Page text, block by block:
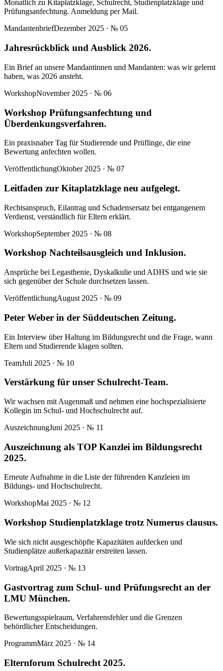
Monatlich zu Kitaplatzklage, Schulrecht, Studienplatzklage und
Prüfungsanfechtung. Anmeldung per Mail.
MandantenbriefDezember 2025 · № 05
Jahresrückblick und Ausblick 2026.
Ein Brief an unsere Mandantinnen und Mandanten: was wir gelernt
haben, was 2026 ansteht.
WorkshopNovember 2025 · № 06
Workshop Prüfungsanfechtung und
Überdenkungsverfahren.
Ein praxisnaher Tag für Studierende und Prüflinge, die eine
Bewertung anfechten wollen.
VeröffentlichungOktober 2025 · № 07
Leitfaden zur Kitaplatzklage neu aufgelegt.
Rechtsanspruch, Eilantrag und Schadensersatz bei entgangenem
Verdienst, verständlich für Eltern erklärt.
WorkshopSeptember 2025 · № 08
Workshop Nachteilsausgleich und Inklusion.
Ansprüche bei Legasthenie, Dyskalkulie und ADHS und wie sie
sich gegenüber der Schule durchsetzen lassen.
VeröffentlichungAugust 2025 · № 09
Peter Weber in der Süddeutschen Zeitung.
Ein Interview über Haltung im Bildungsrecht und die Frage, wann
Eltern und Studierende klagen sollten.
TeamJuli 2025 · № 10
Verstärkung für unser Schulrecht-Team.
Wir wachsen mit Augenmaß und nehmen eine hochspezialisierte
Kollegin im Schul- und Hochschulrecht auf.
AuszeichnungJuni 2025 · № 11
Auszeichnung als TOP Kanzlei im Bildungsrecht
2025.
Erneute Aufnahme in die Liste der führenden Kanzleien im
Bildungs- und Hochschulrecht.
WorkshopMai 2025 · № 12
Workshop Studienplatzklage trotz Numerus clausus.
Wie sich nicht ausgeschöpfte Kapazitäten aufdecken und
Studienplätze außerkapazitär erstreiten lassen.
VortragApril 2025 · № 13
Gastvortrag zum Schul- und Prüfungsrecht an der
LMU München.
Bewertungsspielraum, Verfahrensfehler und die Grenzen
behördlicher Entscheidungen.
ProgrammMärz 2025 · № 14
Elternforum Schulrecht 2025.